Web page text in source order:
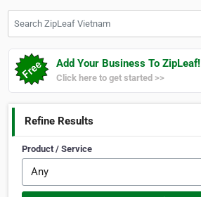
Add Your Business To ZipLeaf!
Click here to get started >>
Refine Results
Product / Service